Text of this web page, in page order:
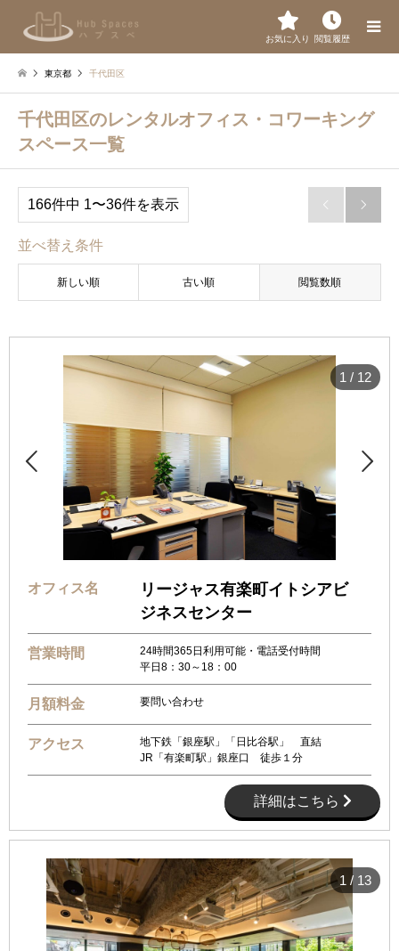
お気に入り 閲覧履歴
東京都 千代田区
千代田区のレンタルオフィス・コワーキング
スペース一覧
166件中 1〜36件を表示  
並べ替え条件
新しい順 古い順 閲覧数順
 
1 / 12
オフィス名
リージャス有楽町イトシアビ
ジネスセンター
営業時間
24時間365日利用可能・電話受付時間
平日8：30～18：00
月額料金 要問い合わせ
アクセス
地下鉄「銀座駅」「日比谷駅」 直結
JR「有楽町駅」銀座口 徒歩１分
詳細はこちら
1 / 13